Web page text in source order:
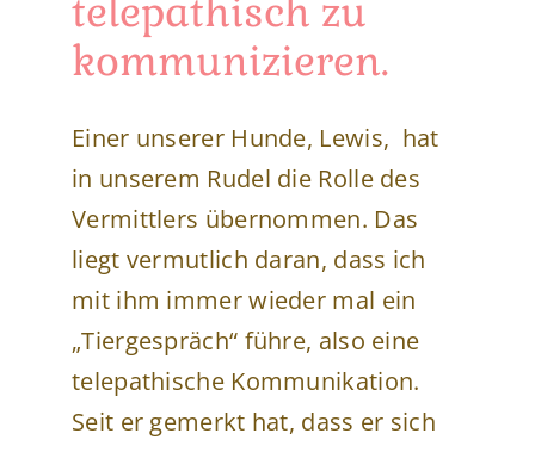
telepathisch zu
kommunizieren.
Einer unserer Hunde, Lewis, hat
in unserem Rudel die Rolle des
Vermittlers übernommen. Das
liegt vermutlich daran, dass ich
mit ihm immer wieder mal ein
„Tiergespräch“ führe, also eine
telepathische Kommunikation.
Seit er gemerkt hat, dass er sich